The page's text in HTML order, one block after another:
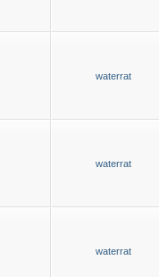
waterrat
waterrat
waterrat